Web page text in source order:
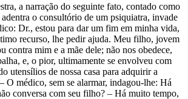
a narração do seguinte fato, contado como
o consultório de um psiquiatra, invade
Dr., estou para dar um fim em minha vida,
recurso, lhe pedir ajuda. Meu filho, jovem
contra mim e a mãe dele; não nos obedece,
e, o pior, ultimamente se envolveu com
utensílios de nossa casa para adquirir a
O médico, sem se alarmar, indagou-lhe: Há
conversa com seu filho? – Há muito tempo,